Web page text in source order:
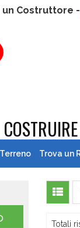
un Costruttore -
COSTRUIRE
Trova un
Totali